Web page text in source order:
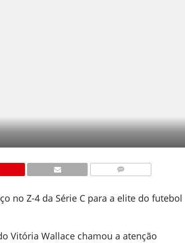
no Z-4 da Série C para a elite do futebol
Vitória Wallace chamou a atenção